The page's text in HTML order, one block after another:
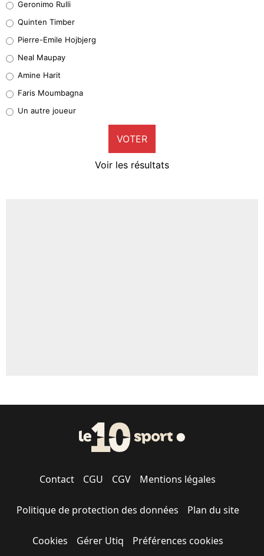
32%
5%
1%
9%
Geronimo Rulli
Quinten Timber
Pierre-Emile Hojbjerg
Neal Maupay
Amine Harit
Faris Moumbagna
Un autre joueur
VOTER
Voir les résultats
Contact CGU CGV Mentions légales
Politique de protection des données Plan du site
Cookies Gérer Utiq Préférences cookies